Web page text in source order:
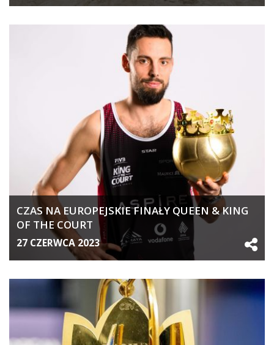
CZAS NA EUROPEJSKIE FINAŁY QUEEN & KING
OF THE COURT
27 CZERWCA 2023